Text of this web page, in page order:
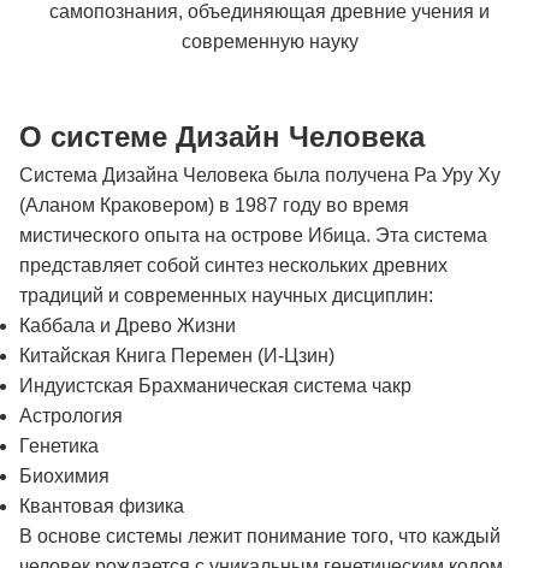
самопознания, объединяющая древние учения и
современную науку
О системе Дизайн Человека
Система Дизайна Человека была получена Ра Уру Ху
(Аланом Краковером) в 1987 году во время
мистического опыта на острове Ибица. Эта система
представляет собой синтез нескольких древних
традиций и современных научных дисциплин:
Каббала и Древо Жизни
Китайская Книга Перемен (И-Цзин)
Индуистская Брахманическая система чакр
Астрология
Генетика
Биохимия
Квантовая физика
В основе системы лежит понимание того, что каждый